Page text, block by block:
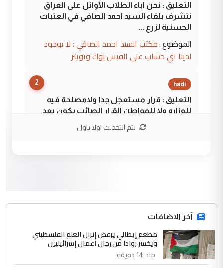
التعليق : نحن اباء الطلاب الأوائل على العراق
نتشرف بلقاء السيد احمد الصافي في العتبات
الحسنية لزرع ...
الموضوع : مكتب السيد احمد الصافي : لا يوجود
لدينا اي حساب على الفيس بوك وتويتر
2 hadi
التعليق : قرار مستعجل جدا ولامصلحة فيه
للوزاره ولا للمواطن القرار الصائب يكون بعد
جنسية الرافد الثالث للعراق ومن اصول عريقة
ابا فرات ...
الموضوع :
الجواهري يرد على صدام حسين سل
مضجعيك يابن الزنا (نص كامل)
يتم التحديث اولا باول
آخر الاضافات
مطعم إيطالي يرفض إنزال العلم الفلسطيني
ويخسر روادا من رجال أعمال إسرائيليين
منذ 14 دقيقة